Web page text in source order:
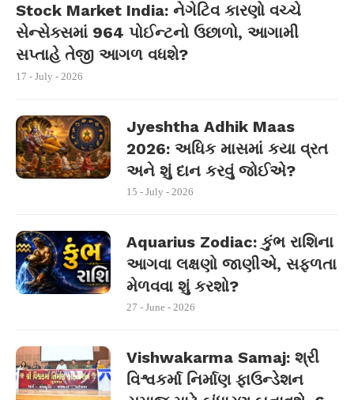
Stock Market India: નેગેટિવ કારણો વચ્ચે
સેન્સેક્સમાં 964 પોઈન્ટનો ઉછાળો, આગામી
સપ્તાહે તેજી આગળ વધશે?
17 - July - 2026
Jyeshtha Adhik Maas
2026: અધિક માસમાં કયા વ્રત
અને શું દાન કરવું જોઈએ?
15 - July - 2026
Aquarius Zodiac: કુંભ રાશિના
આગવા લક્ષણો જાણીએ, સફળતા
મેળવવા શું કરશો?
27 - June - 2026
Vishwakarma Samaj: શ્રી
વિશ્વકર્મા નિર્માણ ફાઉન્ડેશન